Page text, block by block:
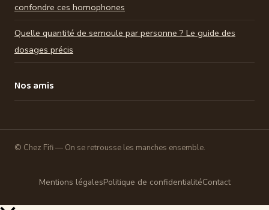
confondre ces homophones
Quelle quantité de semoule par personne ? Le guide des
dosages précis
Nos amis
© Chez Fifi — On se retrousse les manches ensemble.
Mentions légalesPolitique de confidentialitéContact